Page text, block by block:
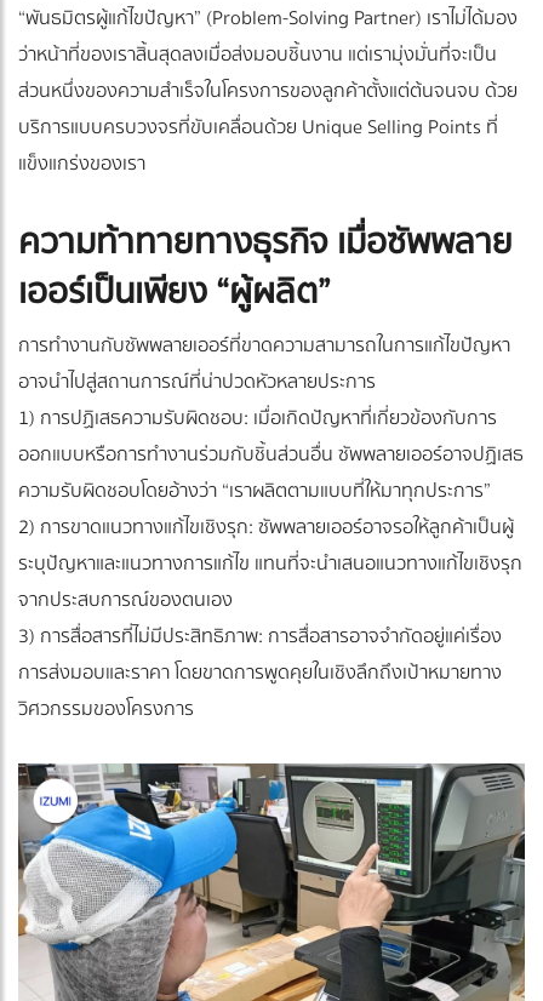
“พันธมิตรผู้แก้ไขปัญหา” (Problem-Solving Partner) เราไม่ได้มอง
ว่าหน้าที่ของเราสิ้นสุดลงเมื่อส่งมอบชิ้นงาน แต่เรามุ่งมั่นที่จะเป็น
ส่วนหนึ่งของความสำเร็จในโครงการของลูกค้าตั้งแต่ต้นจนจบ ด้วย
บริการแบบครบวงจรที่ขับเคลื่อนด้วย Unique Selling Points ที่
แข็งแกร่งของเรา
ความท้าทายทางธุรกิจ เมื่อซัพพลาย
เออร์เป็นเพียง “ผู้ผลิต”
การทำงานกับซัพพลายเออร์ที่ขาดความสามารถในการแก้ไขปัญหา
อาจนำไปสู่สถานการณ์ที่น่าปวดหัวหลายประการ
1) การปฏิเสธความรับผิดชอบ: เมื่อเกิดปัญหาที่เกี่ยวข้องกับการ
ออกแบบหรือการทำงานร่วมกับชิ้นส่วนอื่น ซัพพลายเออร์อาจปฏิเสธ
ความรับผิดชอบโดยอ้างว่า “เราผลิตตามแบบที่ให้มาทุกประการ”
2) การขาดแนวทางแก้ไขเชิงรุก: ซัพพลายเออร์อาจรอให้ลูกค้าเป็นผู้
ระบุปัญหาและแนวทางการแก้ไข แทนที่จะนำเสนอแนวทางแก้ไขเชิงรุก
จากประสบการณ์ของตนเอง
3) การสื่อสารที่ไม่มีประสิทธิภาพ: การสื่อสารอาจจำกัดอยู่แค่เรื่อง
การส่งมอบและราคา โดยขาดการพูดคุยในเชิงลึกถึงเป้าหมายทาง
วิศวกรรมของโครงการ